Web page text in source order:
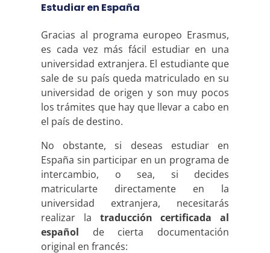
Estudiar en España
Gracias al programa europeo Erasmus,
es cada vez más fácil estudiar en una
universidad extranjera. El estudiante que
sale de su país queda matriculado en su
universidad de origen y son muy pocos
los trámites que hay que llevar a cabo en
el país de destino.
No obstante, si deseas estudiar en
España sin participar en un programa de
intercambio, o sea, si decides
matricularte directamente en la
universidad extranjera, necesitarás
realizar la traducción certificada al
español de cierta documentación
original en francés: